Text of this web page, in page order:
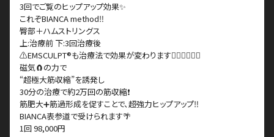
3回でご覧のヒップアップ効果✨
これぞBIANCA method‼️
臀部＋ハムストリングス
上:治療前 下:3回治療後
⚠️EMSCULPT®︎も治療法で効果が変わります🏋🏻‍♂️🏋🏼‍♀️
磁気🧲の力で
“超極大筋収縮”を誘発し
30分の治療で約2万回の筋収縮❗️
筋肥大➕筋過形成を促すことで、超強力ヒップアップ‼️
BIANCA表参道で受けられます🌴
1回 98,000円